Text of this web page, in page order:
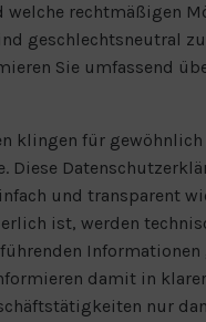
welche rechtmäßigen
geschlechtsneutral
Sie umfassend
klingen für
Diese
und transparent
ist, werden
Informationen
damit in
nur